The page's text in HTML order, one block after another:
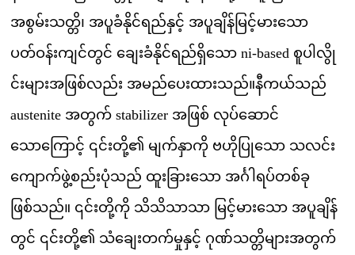
အစွမ်းသတ္တိ၊ အပူခံနိုင်ရည်နှင့် အပူချိန်မြင့်မားသော
ပတ်ဝန်းကျင်တွင် ချေးခံနိုင်ရည်ရှိသော ni-based စူပါလွို
င်းများအဖြစ်လည်း အမည်ပေးထားသည်။နီကယ်သည်
austenite အတွက် stabilizer အဖြစ် လုပ်ဆောင်
သောကြောင့် ၎င်းတို့၏ မျက်နှာကို ဗဟိုပြုသော သလင်း
ကျောက်ဖွဲ့စည်းပုံသည် ထူးခြားသော အင်္ဂါရပ်တစ်ခု
ဖြစ်သည်။ ၎င်းတို့ကို သိသိသာသာ မြင့်မားသော အပူချိန်
တွင် ၎င်းတို့၏ သံချေးတက်မှုနှင့် ဂုဏ်သတ္တိများအတွက်